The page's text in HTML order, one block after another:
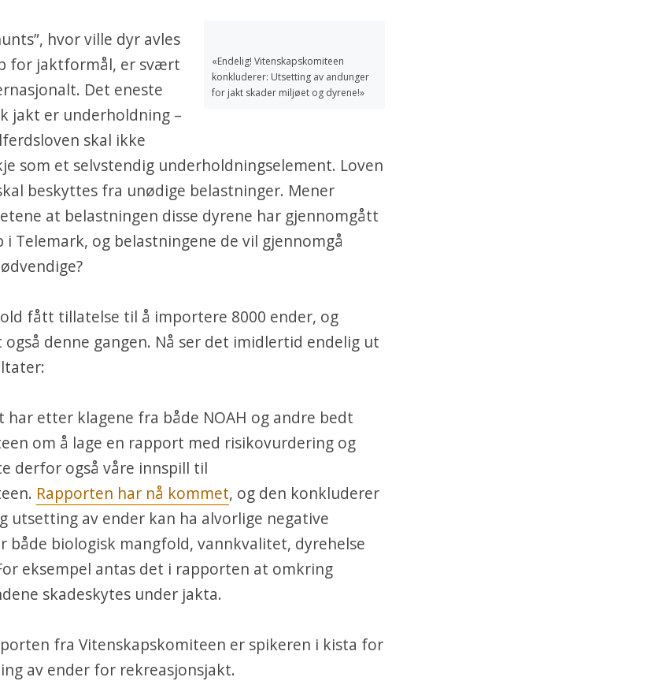
«Endelig! Vitenskapskomiteen
konkluderer: Utsetting av andunger
for jakt skader miljøet og dyrene!»
hvor ville dyr avles
for jaktformål, er svært
Det eneste
jakt er underholdning –
skal ikke
som et selvstendig underholdningselement. Loven
beskyttes fra unødige belastninger. Mener
at belastningen disse dyrene har gjennomgått
Telemark, og belastningene de vil gjennomgå
fått tillatelse til å importere 8000 ender, og
også denne gangen. Nå ser det imidlertid endelig ut
etter klagene fra både NOAH og andre bedt
om å lage en rapport med risikovurdering og
derfor også våre innspill til
Rapporten har nå kommet, og den konkluderer
utsetting av ender kan ha alvorlige negative
både biologisk mangfold, vannkvalitet, dyrehelse
eksempel antas det i rapporten at omkring
skadeskytes under jakta.
fra Vitenskapskomiteen er spikeren i kista for
av ender for rekreasjonsjakt.